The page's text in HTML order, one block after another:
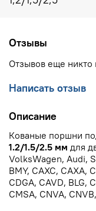
Отзывы
Отзывов еще никто
Написать отзыв
Описание
Кованые поршни
1.2/1.5/2.5 мм для
VolksWagen, Audi,
BMY, CAXC, CAXA,
CDGA, CAVD, BLG,
CMSA, CNVA,